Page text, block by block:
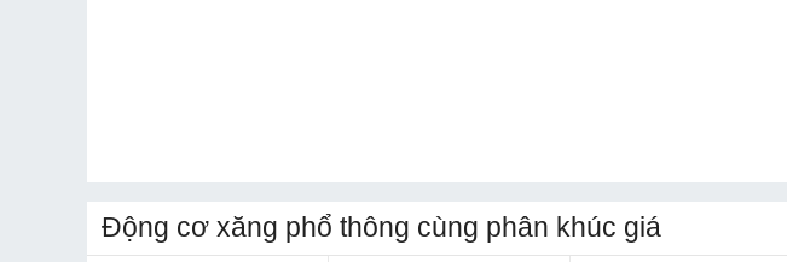
Động cơ xăng phổ thông cùng phân khúc giá